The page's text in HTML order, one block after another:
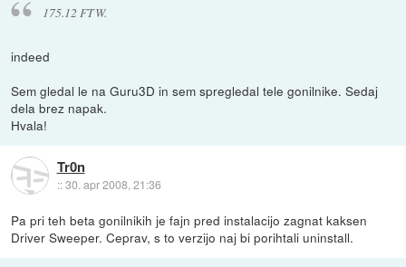
175.12 FTW.
indeed
Sem gledal le na Guru3D in sem spregledal tele gonilnike. Sedaj
dela brez napak.
Hvala!
Tr0n
::30. apr 2008, 21:36
Pa pri teh beta gonilnikih je fajn pred instalacijo zagnat kaksen
Driver Sweeper. Ceprav, s to verzijo naj bi porihtali uninstall.